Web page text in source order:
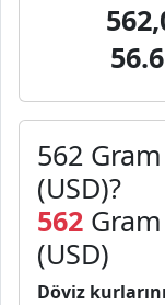
562
(USD)?
562
(USD)
Döviz